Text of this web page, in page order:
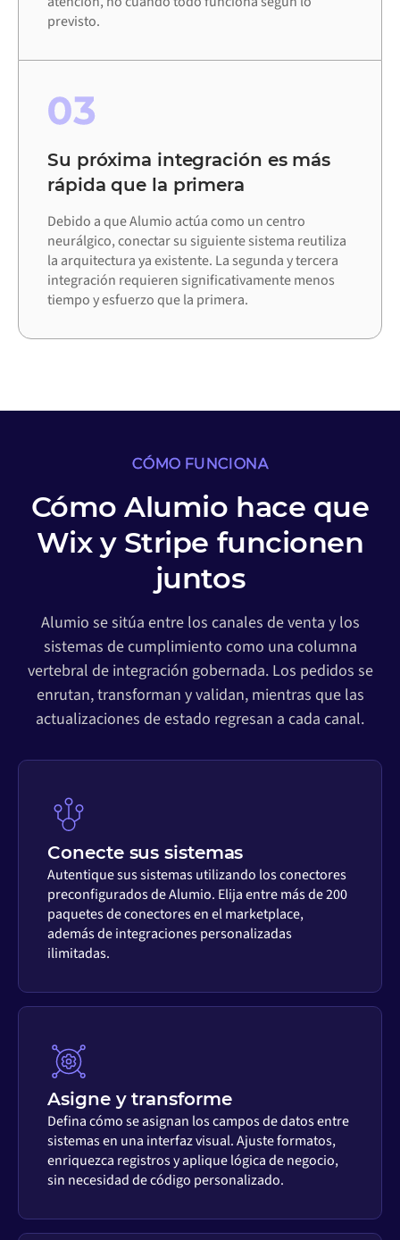
previsto.
03
Su próxima integración es más
rápida que la primera
Debido a que Alumio actúa como un centro
neurálgico, conectar su siguiente sistema reutiliza
la arquitectura ya existente. La segunda y tercera
integración requieren significativamente menos
tiempo y esfuerzo que la primera.
CÓMO FUNCIONA
Cómo Alumio hace que
Wix y Stripe funcionen
juntos
Alumio se sitúa entre los canales de venta y los
sistemas de cumplimiento como una columna
vertebral de integración gobernada. Los pedidos se
enrutan, transforman y validan, mientras que las
actualizaciones de estado regresan a cada canal.
Conecte sus sistemas
Autentique sus sistemas utilizando los conectores
preconfigurados de Alumio. Elija entre más de 200
paquetes de conectores en el marketplace,
además de integraciones personalizadas
ilimitadas.
Asigne y transforme
Defina cómo se asignan los campos de datos entre
sistemas en una interfaz visual. Ajuste formatos,
enriquezca registros y aplique lógica de negocio,
sin necesidad de código personalizado.